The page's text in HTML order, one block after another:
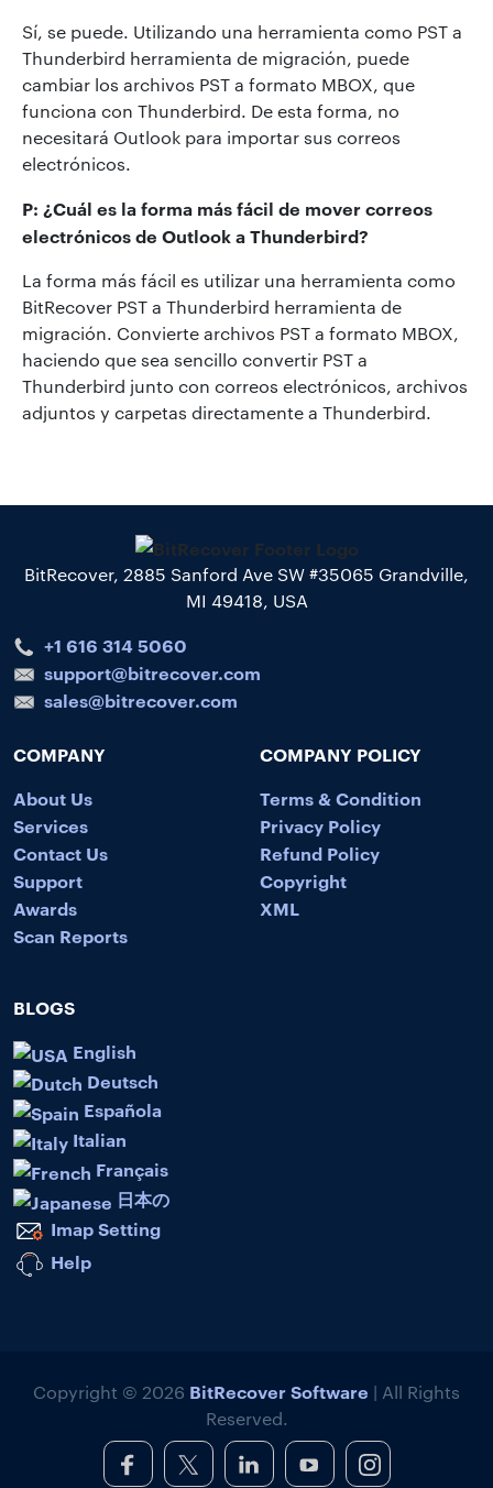
Sí, se puede. Utilizando una herramienta como PST a
Thunderbird herramienta de migración, puede
cambiar los archivos PST a formato MBOX, que
funciona con Thunderbird. De esta forma, no
necesitará Outlook para importar sus correos
electrónicos.
P: ¿Cuál es la forma más fácil de mover correos
electrónicos de Outlook a Thunderbird?
La forma más fácil es utilizar una herramienta como
BitRecover PST a Thunderbird herramienta de
migración. Convierte archivos PST a formato MBOX,
haciendo que sea sencillo convertir PST a
Thunderbird junto con correos electrónicos, archivos
adjuntos y carpetas directamente a Thunderbird.
BitRecover, 2885 Sanford Ave SW #35065 Grandville,
MI 49418, USA
+1 616 314 5060
support@bitrecover.com
sales@bitrecover.com
COMPANY
About Us
Services
Contact Us
Support
Awards
Scan Reports
COMPANY POLICY
Terms & Condition
Privacy Policy
Refund Policy
Copyright
XML
BLOGS
English
Deutsch
Española
Italian
Français
日本の
Imap Setting
Help
Copyright © 2026 BitRecover Software | All Rights
Reserved.